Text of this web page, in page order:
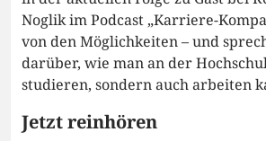
Noglik im Podcast „Karriere-
von den Möglichkeiten – und
darüber, wie man an der
studieren, sondern auch arbeiten
Jetzt reinhören